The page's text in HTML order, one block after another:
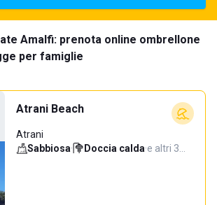
Amalfi: prenota online ombrellone
per famiglie
Atrani Beach
Atrani
Sabbiosa· Doccia calda·e altri 3…